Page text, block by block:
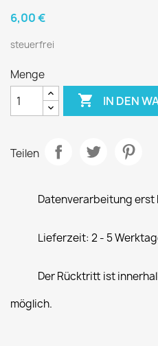
6,00 €
steuerfrei
Menge
 IN DEN
Teilen
Datenverarbeitung erst
Lieferzeit: 2 - 5
Der Rücktritt ist
möglich.